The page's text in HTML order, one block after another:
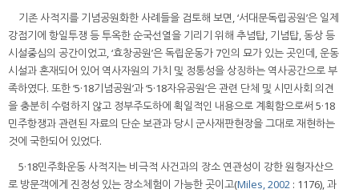
기존 사적지를 기념공원화한 사례들을 검토해 보면, ‘서대문독립공원’은 일제
강점기에 항일투쟁 등 투옥한 순국선열을 기리기 위해 추념탑, 기념탑, 동상 등
시설중심의 공간이었고, ‘효창공원’은 독립운동가 7인의 묘가 있는 곳인데, 운동
시설과 혼재되어 있어 역사자원의 가치 및 정통성을 상징하는 역사공간으로 부
족하였다. 또한 ‘5·18기념공원’과 ‘5·18자유공원’은 관련 단체 및 시민사회 의견
을 충분히 수렴하지 않고 정부주도하에 획일적인 내용으로 계획함으로써 5·18
민주항쟁과 관련된 자료의 단순 보관과 당시 군사재판현장을 그대로 재현하는
것에 국한되어 있었다.
5·18민주화운동 사적지는 비극적 사건과의 장소 연관성이 강한 원형자산으
로 방문객에게 진정성 있는 장소체험이 가능한 곳이고(Miles, 2002 : 1176), 과